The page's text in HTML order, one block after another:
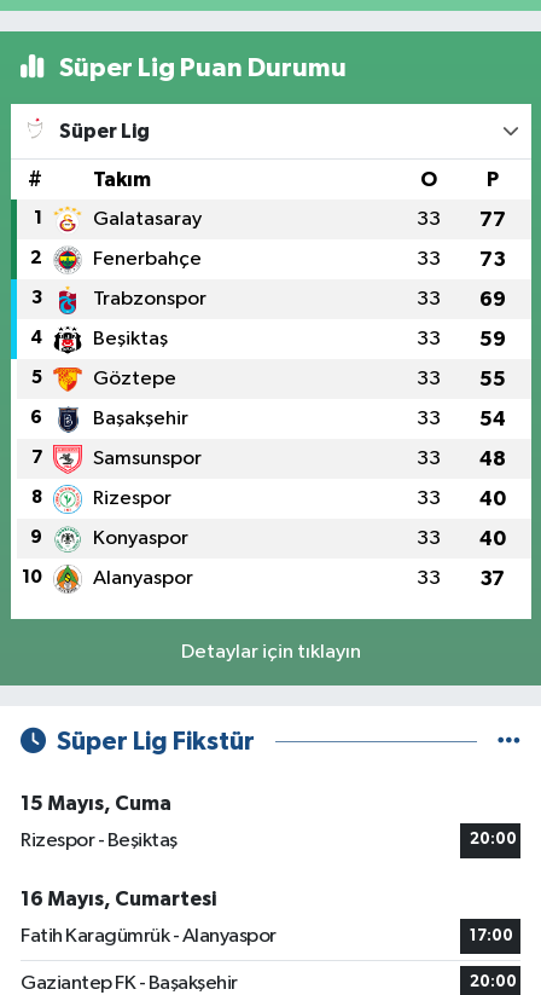
Süper Lig Puan Durumu
Süper Lig
# Takım O P
1 Galatasaray 33 77
2 Fenerbahçe 33 73
3 Trabzonspor 33 69
4 Beşiktaş 33 59
5 Göztepe 33 55
6 Başakşehir 33 54
7 Samsunspor 33 48
8 Rizespor 33 40
9 Konyaspor 33 40
10 Alanyaspor 33 37
Detaylar için tıklayın
Süper Lig Fikstür
15 Mayıs, Cuma
Rizespor - Beşiktaş
20:00
16 Mayıs, Cumartesi
Fatih Karagümrük - Alanyaspor
17:00
Gaziantep FK - Başakşehir 20:00